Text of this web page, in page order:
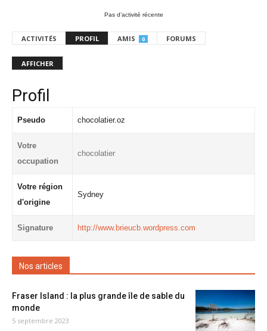
Pas d’activité récente
ACTIVITÉS PROFIL AMIS 0 FORUMS
AFFICHER
Profil
Pseudo chocolatier.oz
Votre
occupation
chocolatier
Votre région
d'origine
Sydney
Signature http://www.brieucb.wordpress.com
Nos articles
Fraser Island : la plus grande île de sable du
monde
5 septembre 2023